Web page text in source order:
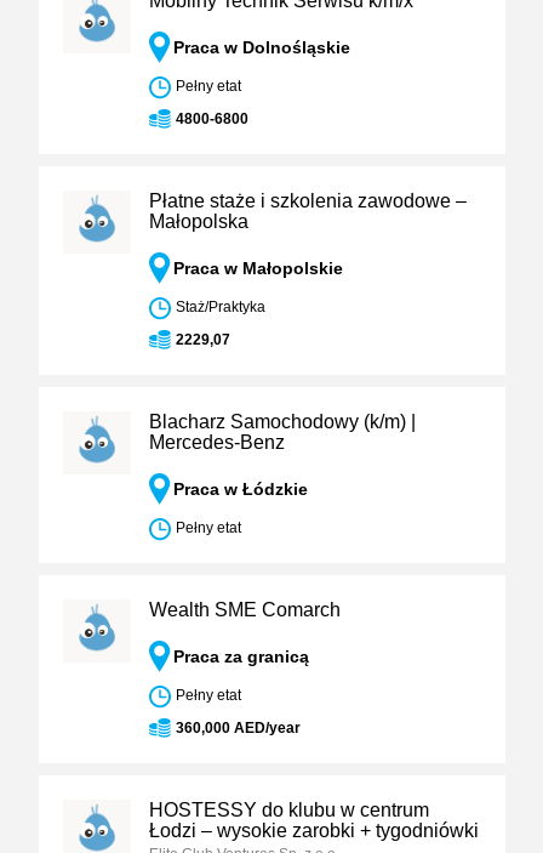
Praca w Dolnośląskie
Pełny etat
4800-6800
Płatne staże i szkolenia zawodowe –
Małopolska
Praca w Małopolskie
Staż/Praktyka
2229,07
Blacharz Samochodowy (k/m) |
Mercedes-Benz
Praca w Łódzkie
Pełny etat
Wealth SME Comarch
Praca za granicą
Pełny etat
360,000 AED/year
HOSTESSY do klubu w centrum
Łodzi – wysokie zarobki + tygodniówki